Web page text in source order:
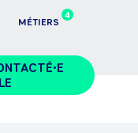
4
MÉTIERS